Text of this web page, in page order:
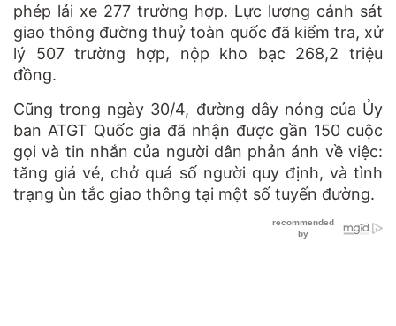
phép lái xe 277 trường hợp. Lực lượng cảnh sát
giao thông đường thuỷ toàn quốc đã kiểm tra, xử
lý 507 trường hợp, nộp kho bạc 268,2 triệu
đồng.
Cũng trong ngày 30/4, đường dây nóng của Ủy
ban ATGT Quốc gia đã nhận được gần 150 cuộc
gọi và tin nhắn của người dân phản ánh về việc:
tăng giá vé, chở quá số người quy định, và tình
trạng ùn tắc giao thông tại một số tuyến đường.